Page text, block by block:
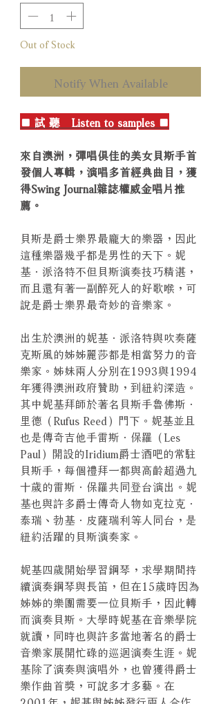
Out of Stock
Notify When Available
■ 試 聽 Listen to samples ■
來自澳洲，彈唱俱佳的美女貝斯手首
發個人專輯，演唱多首經典曲目，獲
得Swing Journal雜誌權威金唱片推
薦。
貝斯是爵士樂界最龐大的樂器，因此
這種樂器幾乎都是男性的天下。妮
基．派洛特不但貝斯演奏技巧精湛，
而且還有著一副醉死人的好歌喉，可
說是爵士樂界最奇妙的音樂家。
出生於澳洲的妮基．派洛特與吹奏薩
克斯風的姊姊麗莎都是相當努力的音
樂家。姊妹兩人分別在1993與1994
年獲得澳洲政府贊助，到紐約深造。
其中妮基拜師於著名貝斯手魯佛斯．
里德（Rufus Reed）門下。妮基並且
也是傳奇吉他手雷斯．保羅（Les
Paul）開設的Iridium爵士酒吧的常駐
貝斯手，每個禮拜一都與高齡超過九
十歲的雷斯．保羅共同登台演出。妮
基也與許多爵士傳奇人物如克拉克．
泰瑞、勃基．皮薩瑞利等人同台，是
紐約活躍的貝斯演奏家。
妮基四歲開始學習鋼琴，求學期間持
續演奏鋼琴與長笛，但在15歲時因為
姊姊的樂團需要一位貝斯手，因此轉
而演奏貝斯。大學時妮基在音樂學院
就讀，同時也與許多當地著名的爵士
音樂家展開忙碌的巡迴演奏生涯。妮
基除了演奏與演唱外，也曾獲得爵士
樂作曲首獎，可說多才多藝。在